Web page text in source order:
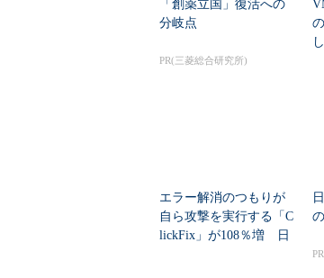
「創薬立国」復活への
分岐点
PR(三菱総合研究所)
エラー解消のつもりが
自ら攻撃を実行する「C
lickFix」が108％増 日